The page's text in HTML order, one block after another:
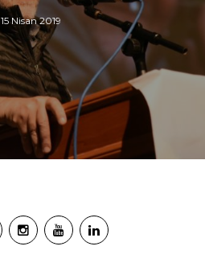
15 Nisan 2019